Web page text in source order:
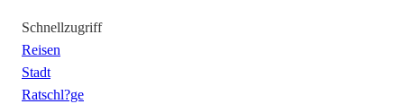
Schnellzugriff
Reisen
Stadt
Ratschl?ge